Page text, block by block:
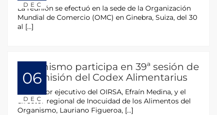
DEC
La reunión se efectuó en la sede de la Organización
Mundial de Comercio (OMC) en Ginebra, Suiza, del 30
al […]
06
DEC
Organismo participa en 39ª sesión de
la comisión del Codex Alimentarius
El director ejecutivo del OIRSA, Efraín Medina, y el
director regional de Inocuidad de los Alimentos del
Organismo, Lauriano Figueroa, […]